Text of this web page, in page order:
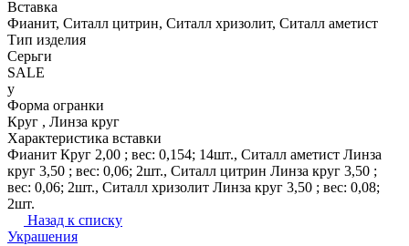
Вставка
Фианит, Ситалл цитрин, Ситалл хризолит, Ситалл аметист
Тип изделия
Серьги
SALE
y
Форма огранки
Круг , Линза круг
Характеристика вставки
Фианит Круг 2,00 ; вес: 0,154; 14шт., Ситалл аметист Линза
круг 3,50 ; вес: 0,06; 2шт., Ситалл цитрин Линза круг 3,50 ;
вес: 0,06; 2шт., Ситалл хризолит Линза круг 3,50 ; вес: 0,08;
2шт.
Назад к списку
Украшения